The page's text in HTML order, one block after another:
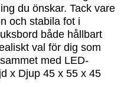
du önskar. Tack vare
och stabila fot i
både hållbart
val för dig som
med LED-
x Djup 45 x 55 x 45